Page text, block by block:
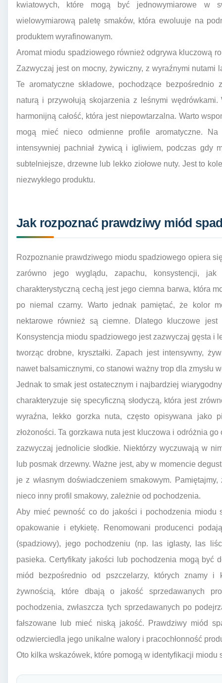
kwiatowych, które mogą być jednowymiarowe w
wielowymiarową paletę smaków, która ewoluuje na
produktem wyrafinowanym.
Aromat miodu spadziowego również odgrywa kluczową
Zazwyczaj jest on mocny, żywiczny, z wyraźnymi nutami
Te aromatyczne składowe, pochodzące
naturą i przywołują skojarzenia z leśnymi wędrówkami.
harmonijną całość, która jest niepowtarzalna. Warto
mogą mieć nieco odmienne profile aromatyczne.
intensywniej pachniał żywicą i igliwiem, podczas gdy
subtelniejsze, drzewne lub lekko ziołowe nuty. Jest to
niezwykłego produktu.
Jak rozpoznać prawdziwy miód
Rozpoznanie prawdziwego miodu spadziowego opiera
zarówno jego wyglądu, zapachu, konsystencji,
charakterystyczną cechą jest jego ciemna barwa, która
po niemal czarny. Warto jednak pamiętać, że kolor
nektarowe również są ciemne. Dlatego kluczowe jest
Konsystencja miodu spadziowego jest zazwyczaj gęsta i
tworząc drobne, kryształki. Zapach jest intensywny,
nawet balsamicznymi, co stanowi ważny trop dla zmysłu
Jednak to smak jest ostatecznym i najbardziej
charakteryzuje się specyficzną słodyczą, która jest
wyraźna, lekko gorzka nuta, często opisywana jako
złożoności. Ta gorzkawa nuta jest kluczowa i odróżnia
zazwyczaj jednolicie słodkie. Niektórzy wyczuwają w
lub posmak drzewny. Ważne jest, aby w momencie
je z własnym doświadczeniem smakowym.
nieco inny profil smakowy, zależnie od pochodzenia.
Aby mieć pewność co do jakości i pochodzenia miodu
opakowanie i etykietę. Renomowani producenci
(spadziowy), jego pochodzeniu (np. las iglasty, las
pasieka. Certyfikaty jakości lub pochodzenia mogą być
miód bezpośrednio od pszczelarzy, których znamy
żywnością, które dbają o jakość sprzedawanych
pochodzenia, zwłaszcza tych sprzedawanych po
fałszowane lub mieć niską jakość. Prawdziwy miód
odzwierciedla jego unikalne walory i pracochłonność
Oto kilka wskazówek, które pomogą w identyfikacji miodu